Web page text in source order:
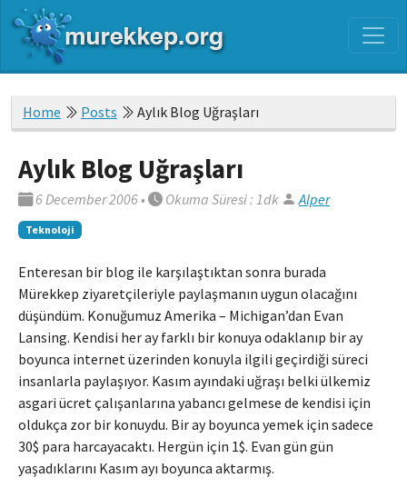
Home Posts Aylık Blog Uğraşları
Aylık Blog Uğraşları
6 December 2006• Okuma Süresi : 1dk Alper
Teknoloji
Enteresan bir blog ile karşılaştıktan sonra burada
Mürekkep ziyaretçileriyle paylaşmanın uygun olacağını
düşündüm. Konuğumuz Amerika – Michigan’dan Evan
Lansing. Kendisi her ay farklı bir konuya odaklanıp bir ay
boyunca internet üzerinden konuyla ilgili geçirdiği süreci
insanlarla paylaşıyor. Kasım ayındaki uğraşı belki ülkemiz
asgari ücret çalışanlarına yabancı gelmese de kendisi için
oldukça zor bir konuydu. Bir ay boyunca yemek için sadece
30$ para harcayacaktı. Hergün için 1$. Evan gün gün
yaşadıklarını Kasım ayı boyunca aktarmış.